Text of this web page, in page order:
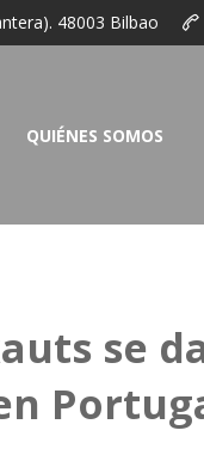
48003 Bilbao
QUIÉNES SOMOS
se